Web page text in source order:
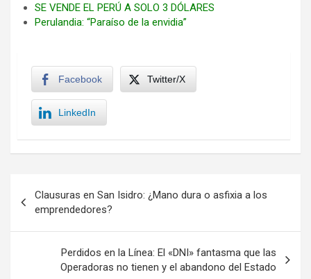
SE VENDE EL PERÚ A SOLO 3 DÓLARES
Perulandia: “Paraíso de la envidia”
Facebook Twitter/X
LinkedIn
de
entradas
Clausuras en San Isidro: ¿Mano dura o asfixia a los
emprendedores?
Perdidos en la Línea: El «DNI» fantasma que las
Operadoras no tienen y el abandono del Estado